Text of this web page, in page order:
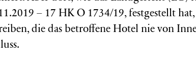
– 17 HK O 1734/19, festgestellt
die das betroffene Hotel nie von